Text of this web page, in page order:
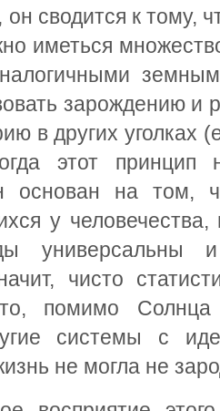
сводится к тому,
иметься
зарождению и
в других уголках
этот
основан на том,
у
универсальны
чисто
помимо
системы с
не могла не